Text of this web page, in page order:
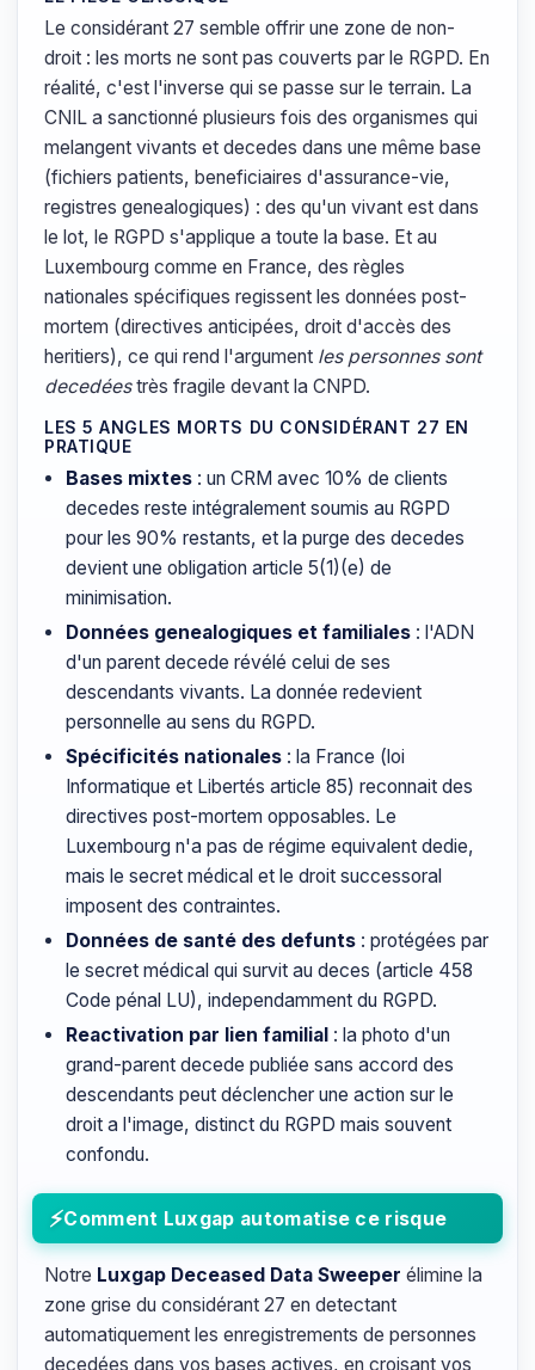
Le considérant 27 semble offrir une zone de non-
droit : les morts ne sont pas couverts par le RGPD. En
réalité, c'est l'inverse qui se passe sur le terrain. La
CNIL a sanctionné plusieurs fois des organismes qui
melangent vivants et decedes dans une même base
(fichiers patients, beneficiaires d'assurance-vie,
registres genealogiques) : des qu'un vivant est dans
le lot, le RGPD s'applique a toute la base. Et au
Luxembourg comme en France, des règles
nationales spécifiques regissent les données post-
mortem (directives anticipées, droit d'accès des
heritiers), ce qui rend l'argument les personnes sont
decedéestrès fragile devant la CNPD.
LES 5 ANGLES MORTS DU CONSIDÉRANT 27 EN
PRATIQUE
Bases mixtes : un CRM avec 10% de clients
decedes reste intégralement soumis au RGPD
pour les 90% restants, et la purge des decedes
devient une obligation article 5(1)(e) de
minimisation.
Données genealogiques et familiales : l'ADN
d'un parent decede révélé celui de ses
descendants vivants. La donnée redevient
personnelle au sens du RGPD.
Spécificités nationales : la France (loi
Informatique et Libertés article 85) reconnait des
directives post-mortem opposables. Le
Luxembourg n'a pas de régime equivalent dedie,
mais le secret médical et le droit successoral
imposent des contraintes.
Données de santé des defunts : protégées par
le secret médical qui survit au deces (article 458
Code pénal LU), independamment du RGPD.
Reactivation par lien familial : la photo d'un
grand-parent decede publiée sans accord des
descendants peut déclencher une action sur le
droit a l'image, distinct du RGPD mais souvent
confondu.
Comment Luxgap automatise ce risque
Notre Luxgap Deceased Data Sweeper élimine la
zone grise du considérant 27 en detectant
automatiquement les enregistrements de personnes
decedées dans vos bases actives, en croisant vos